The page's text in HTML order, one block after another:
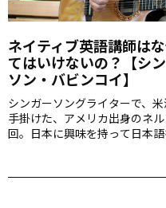
ネイティブ英語講師は
てはいけないの？【シ
ソン・バビンコイ】
シンガーソングライターで、
手掛けた、アメリカ出身のネ
回。日本に興味を持って日本